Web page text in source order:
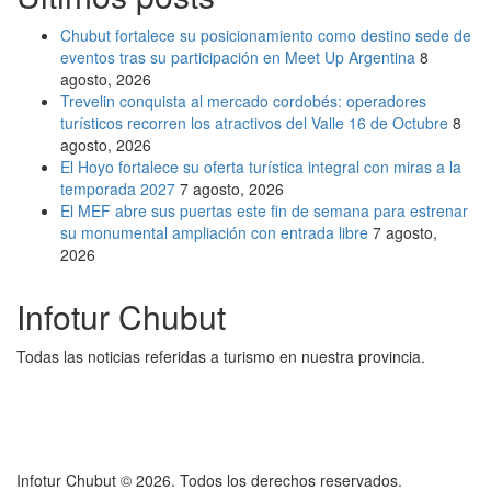
Chubut fortalece su posicionamiento como destino sede de
eventos tras su participación en Meet Up Argentina 8
agosto, 2026
Trevelin conquista al mercado cordobés: operadores
turísticos recorren los atractivos del Valle 16 de Octubre 8
agosto, 2026
El Hoyo fortalece su oferta turística integral con miras a la
temporada 2027 7 agosto, 2026
El MEF abre sus puertas este fin de semana para estrenar
su monumental ampliación con entrada libre 7 agosto,
2026
Infotur Chubut
Todas las noticias referidas a turismo en nuestra provincia.
Infotur Chubut © 2026. Todos los derechos reservados.